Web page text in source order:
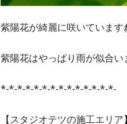
紫陽花が綺麗に咲いています
紫陽花はやっぱり雨が似合い
*-*-*-*-*-*-*-*-*-*-*-*-*-*-
【スタジオテツの施工エリア】